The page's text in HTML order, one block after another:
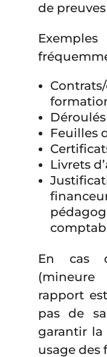
de
Feuilles
Livrets
En cas
rapport
pas de
garantir
usage des